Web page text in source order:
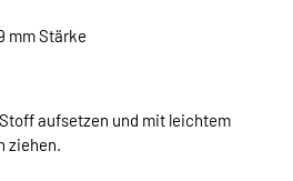
mm Stärke
aufsetzen und mit leichtem
ziehen.